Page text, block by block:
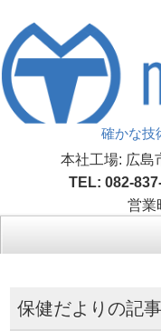
確かな技
本社工場: 広島
TEL: 082-
営業
保健だよりの記